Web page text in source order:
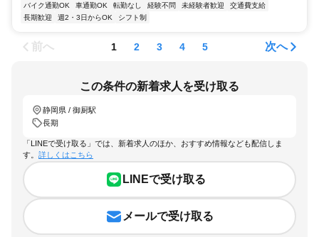
バイク通勤OK
車通勤OK 転勤なし 経験不問 未経験者歓迎
交通費支給
長期歓迎
週2・3日からOK シフト制
前へ 1 2 3 4 5 次へ
この条件の新着求人を受け取る
静岡県 / 御厨駅
長期
「LINEで受け取る」では、新着求人のほか、おすすめ情報なども配信しま
す。 詳しくはこちら
LINEで受け取る
メールで受け取る